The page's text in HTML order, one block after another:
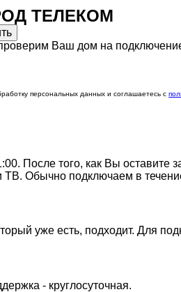
ТЕЛЕКОМ
Ваш дом на
персональных данных и соглашаетесь c
После того, как Вы оставите
ТВ. Обычно подключаем в
уже есть, подходит. Для
- круглосуточная.